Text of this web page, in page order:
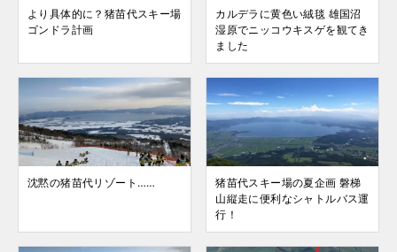
より具体的に？猪苗代スキー場
ゴンドラ計画
カルデラに黄色い絨毯 雄国沼
湿原でニッコウキスゲを観てき
ました
沈黙の猪苗代リゾート……
猪苗代スキー場の夏企画 磐梯
山縦走に便利なシャトルバス運
行！